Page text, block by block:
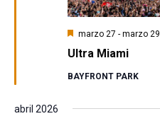
Ultra Miami
Destacado
marzo 27 - marzo 29
BAYFRONT PARK
abril 2026